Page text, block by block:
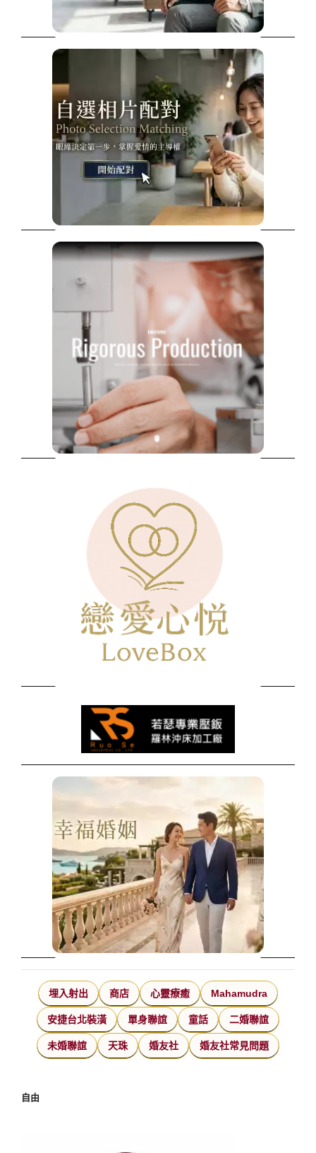
埋入射出 商店 心靈療癒 Mahamudra
安捷台北裝潢 單身聯誼 童話 二婚聯誼
未婚聯誼 天珠 婚友社 婚友社常見問題
自由